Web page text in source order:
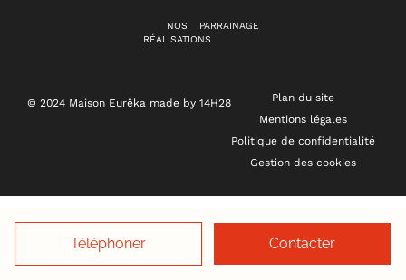
Téléphoner Contacter
NOS
RÉALISATIONS
PARRAINAGE
© 2024 Maison Eurêka made by 14H28
Plan du site
Mentions légales
Politique de confidentialité
Gestion des cookies